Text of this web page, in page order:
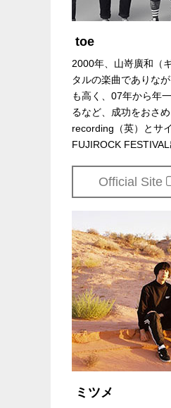
toe
2000年、山嵜廣和（
タルの楽曲でありな
も高く、07年から年
るなど、成功をおさ
recording（英）とサ
FUJIROCK
Official Site
ミツメ